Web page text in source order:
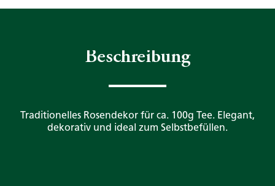
Beschreibung
Traditionelles Rosendekor für ca. 100g Tee. Elegant,
dekorativ und ideal zum Selbstbefüllen.